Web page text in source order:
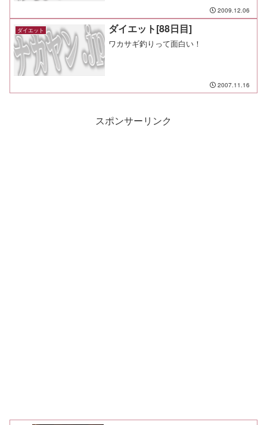
ｍ／ｈ）朝食：チーズ磯部昼食：カップ
ヌードル カレー味夕食：宅呑み少々間
食：メモ：週に１回じゃ全然...
2009.12.06
ダイエット ダイエット[88日目]
ワカサギ釣りって面白い！
2007.11.16
スポンサーリンク